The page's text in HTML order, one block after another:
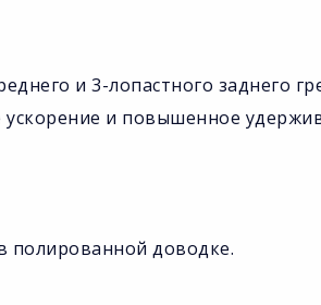
и 3-лопастного заднего
и повышенное
полированной доводке.